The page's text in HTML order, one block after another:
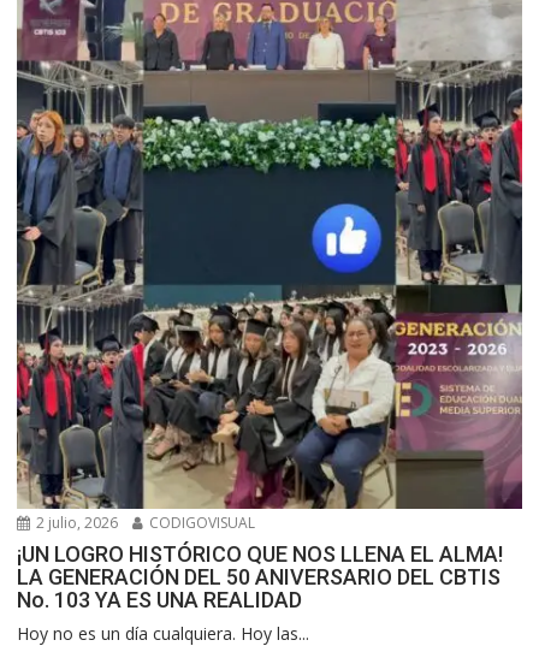
2 julio, 2026 CODIGOVISUAL
¡UN LOGRO HISTÓRICO QUE NOS LLENA EL ALMA!
LA GENERACIÓN DEL 50 ANIVERSARIO DEL CBTIS
No. 103 YA ES UNA REALIDAD
Hoy no es un día cualquiera. Hoy las...